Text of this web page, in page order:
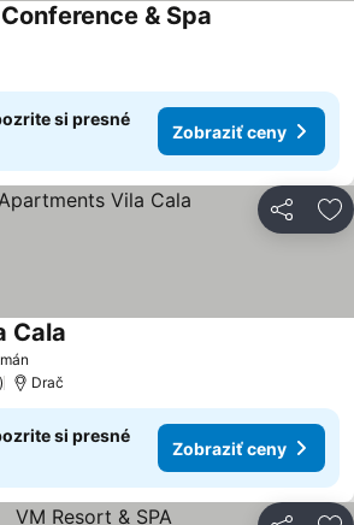
& Spa
si presné
Zobraziť ceny
Zdieľať
Cala
Drač
si presné
Zobraziť ceny